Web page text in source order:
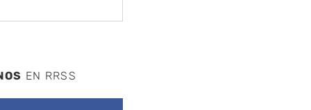
EN RRSS